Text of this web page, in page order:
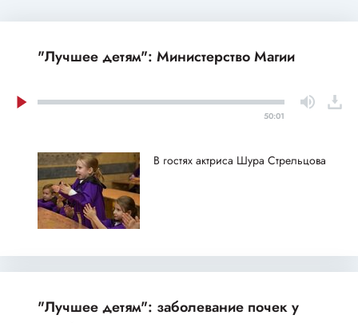
"Лучшее детям": Министерство Магии
50:01
В гостях актриса Шура Стрельцова
"Лучшее детям": заболевание почек у